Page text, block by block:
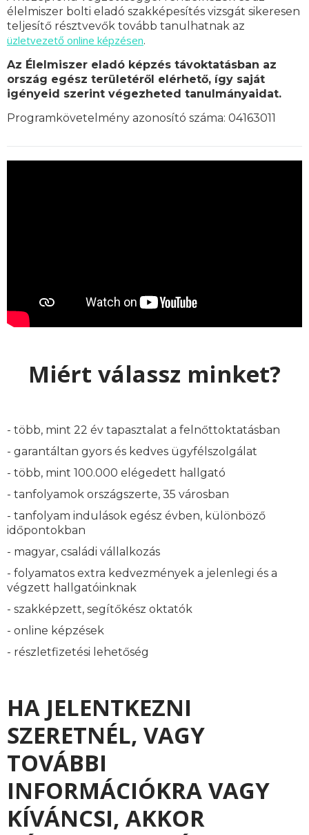
élelmiszer bolti eladó szakképesítés vizsgát sikeresen
teljesítő résztvevők tovább tanulhatnak az
üzletvezető online képzésen.
Az Élelmiszer eladó képzés távoktatásban az
ország egész területéről elérhető, így saját
igényeid szerint végezheted tanulmányaidat.
Programkövetelmény azonosító száma: 04163011
Miért válassz minket?
- több, mint 22 év tapasztalat a felnőttoktatásban
- garantáltan gyors és kedves ügyfélszolgálat
- több, mint 100.000 elégedett hallgató
- tanfolyamok országszerte, 35 városban
- tanfolyam indulások egész évben, különböző
időpontokban
- magyar, családi vállalkozás
- folyamatos extra kedvezmények a jelenlegi és a
végzett hallgatóinknak
- szakképzett, segítőkész oktatók
- online képzések
- részletfizetési lehetőség
HA JELENTKEZNI
SZERETNÉL, VAGY
TOVÁBBI
INFORMÁCIÓKRA VAGY
KÍVÁNCSI, AKKOR